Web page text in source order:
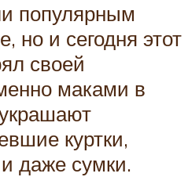
популярным
но и сегодня этот
своей
маками в
куртки,
даже сумки.